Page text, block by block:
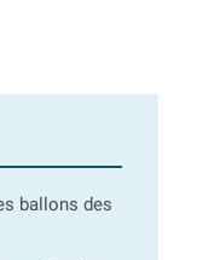
ballons des